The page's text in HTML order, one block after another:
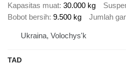
Kapasitas muat 30.000 kg
Bobot bersih 9.500 kg Jumlah
Ukraina, Volochys'k
TAD